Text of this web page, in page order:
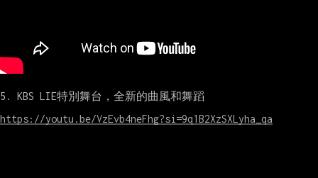
5. KBS LIE特別舞台，全新的曲風和舞蹈
https://youtu.be/VzEvb4neFhg?si=9q1B2XzSXLyha_qa